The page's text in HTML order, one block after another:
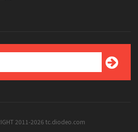
2011-2026 tc.diodeo.com